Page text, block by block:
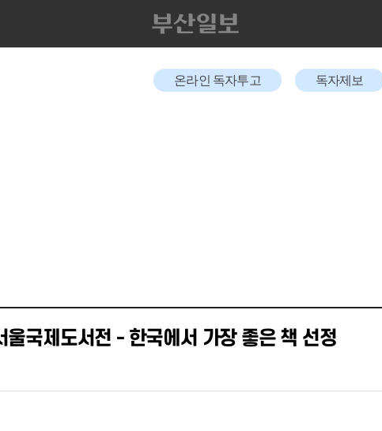
온라인 독자투고 독자제보
국제도서전 - 한국에서 가장 좋은 책 선정